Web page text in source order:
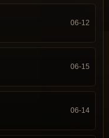
06-12
06-15
06-14